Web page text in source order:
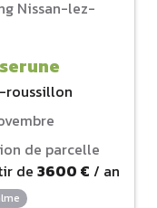
roussillon
de parcelle
de 3600 € / an